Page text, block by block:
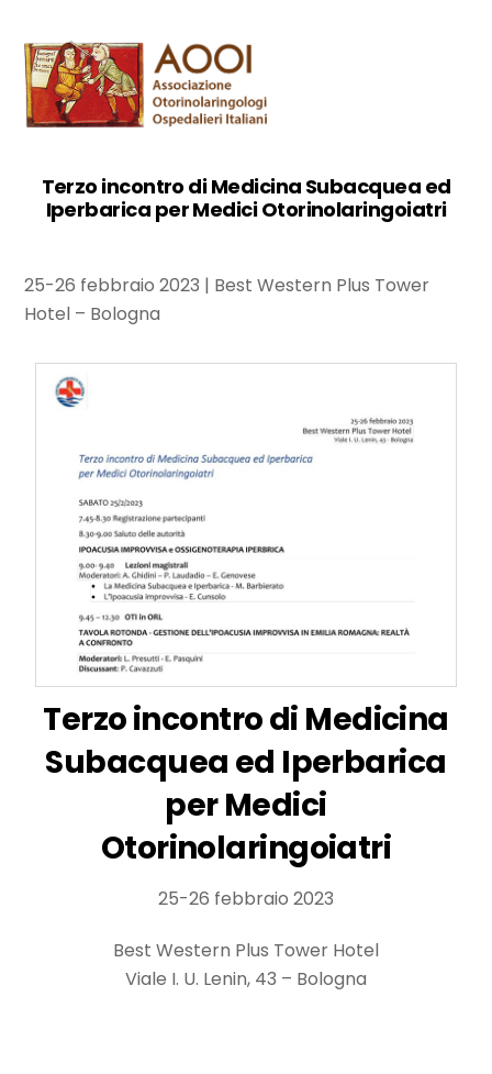
content
Terzo incontro di Medicina Subacquea ed
Iperbarica per Medici Otorinolaringoiatri
25-26 febbraio 2023 | Best Western Plus Tower
Hotel – Bologna
Terzo incontro di Medicina
Subacquea ed Iperbarica
per Medici
Otorinolaringoiatri
25-26 febbraio 2023
Best Western Plus Tower Hotel
Viale I. U. Lenin, 43 – Bologna